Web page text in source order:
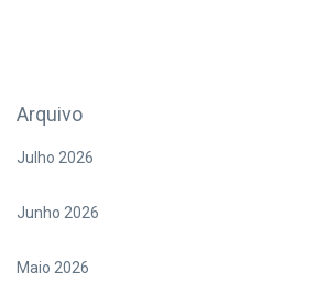
Arquivo
Julho 2026
Junho 2026
Maio 2026